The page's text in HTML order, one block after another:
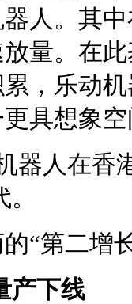
人。其
量。在
，乐动
具想象
器人在香
“第二增
产下线